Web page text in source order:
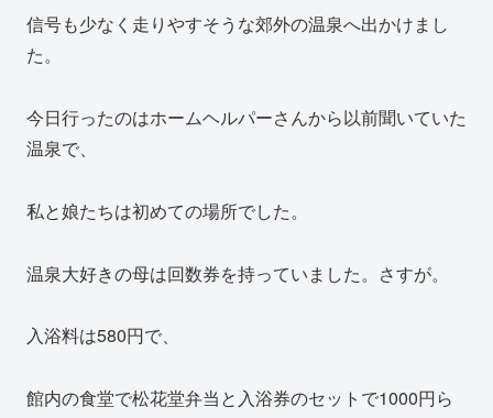
信号も少なく走りやすそうな郊外の温泉へ出かけまし
た。
今日行ったのはホームヘルパーさんから以前聞いていた
温泉で、
私と娘たちは初めての場所でした。
温泉大好きの母は回数券を持っていました。さすが。
入浴料は580円で、
館内の食堂で松花堂弁当と入浴券のセットで1000円ら